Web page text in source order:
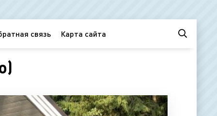
связь Карта сайта